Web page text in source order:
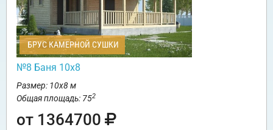
БРУС КАМЕРНОЙ СУШКИ
№8 Баня 10х8
Размер: 10х8 м
Общая площадь: 752
от 1364700